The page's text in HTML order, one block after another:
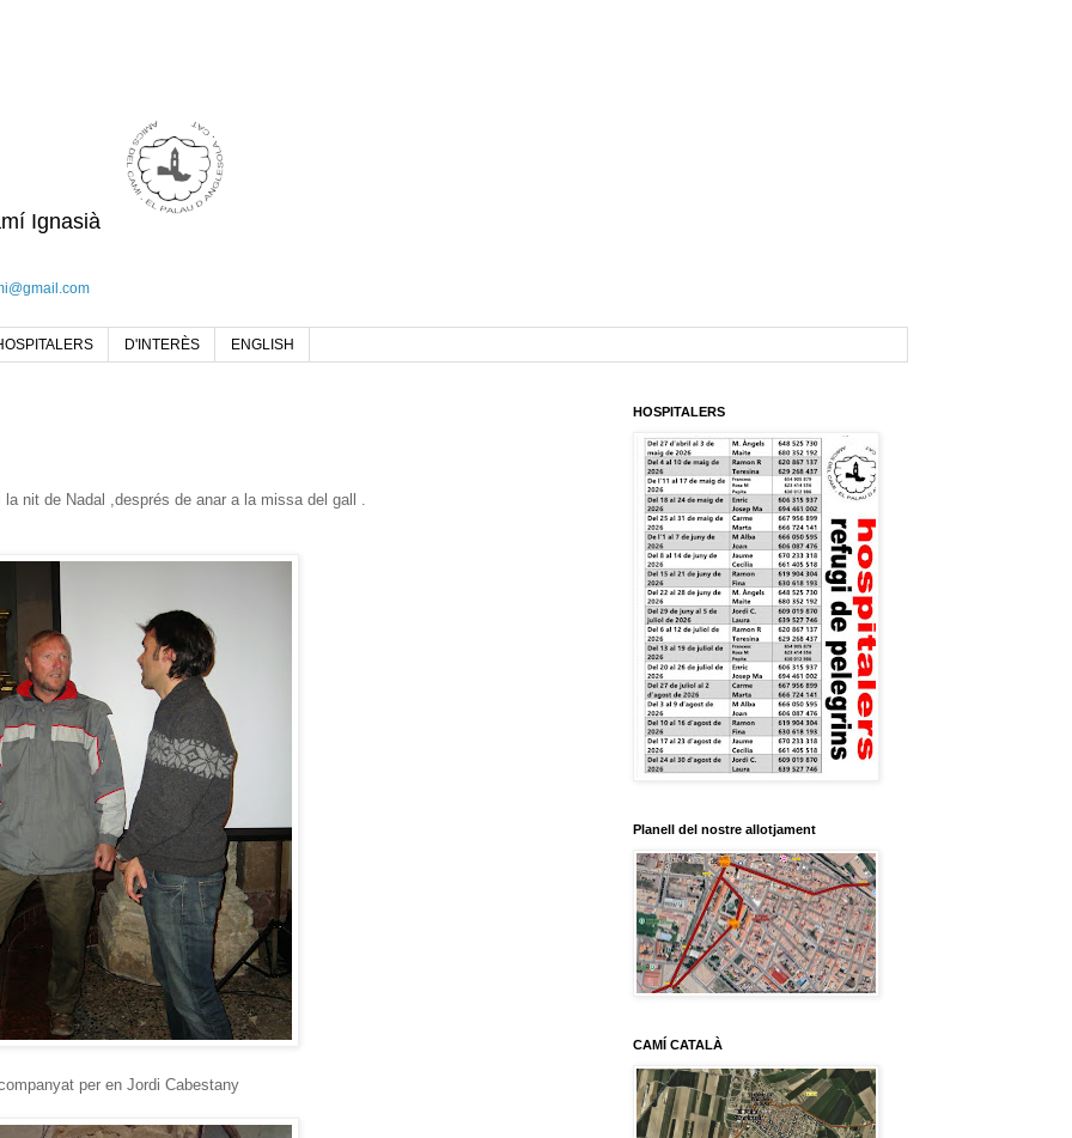
Ignasià
D'INTERÈS ENGLISH
nit de Nadal ,després de anar a la missa del gall .
per en Jordi Cabestany
HOSPITALERS
Planell del nostre allotjament
CAMÍ CATALÀ